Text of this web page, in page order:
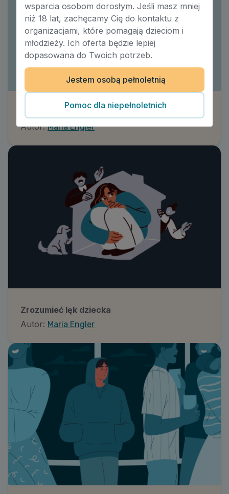
Jak pomóc nadmiernie lękowemu dziecku?
Autor: Maria Engler
Zrozumieć lęk dziecka
Autor: Maria Engler
wsparcia osobom dorosłym. Jeśli masz mniej
niż 18 lat, zachęcamy Cię do kontaktu z
organizacjami, które pomagają dzieciom i
młodzieży. Ich oferta będzie lepiej
dopasowana do Twoich potrzeb.
Jestem osobą pełnoletnią
Pomoc dla niepełnoletnich